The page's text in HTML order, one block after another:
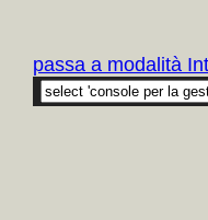
passa a modalità